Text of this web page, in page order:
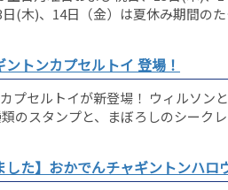
(木)、14日（金）は夏休み期間の
トンカプセルトイ 登場！
プセルトイが新登場！ ウィルソン
のスタンプと、まぼろしのシーク
した】おかでんチャギントンハロ